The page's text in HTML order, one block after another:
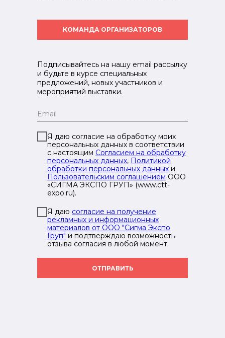
КОМАНДА ОРГАНИЗАТОРОВ
Подписывайтесь на нашу email рассылку
и будьте в курсе специальных
предложений, новых участников и
мероприятий выставки.
Я даю согласие на обработку моих
персональных данных в соответствии
с настоящим Согласием на обработку
персональных данных, Политикой
обработки персональных данных и
Пользовательским соглашением ООО
«СИГМА ЭКСПО ГРУП» (www.ctt-
expo.ru).
Я даю согласие на получение
рекламных и информационных
материалов от ООО "Сигма Экспо
Груп" и подтверждаю возможность
отзыва согласия в любой момент.
ОТПРАВИТЬ